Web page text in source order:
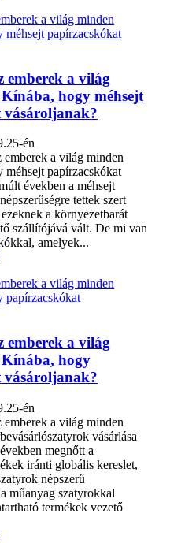
emberek a világ
hogy méhsejt
vásároljanak?
én
a világ minden
papírzacskókat
években a méhsejt
tettek szert
a környezetbarát
szállítójává vált. De mi van
amelyek...
emberek a világ
hogy
vásároljanak?
én
a világ minden
vásárlása
megnőtt a
iránti globális kereslet,
népszerű
műanyag szatyrokkal
termékek vezető